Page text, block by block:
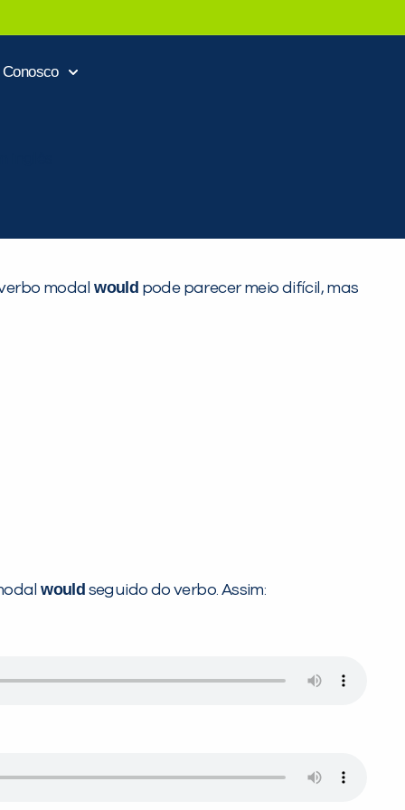
modalwould pode parecer meio difícil, mas
would seguido do verbo. Assim: